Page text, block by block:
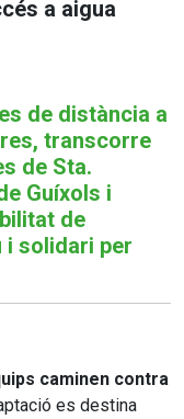
a aigua
de distància a
transcorre
de Sta.
Guíxols i
de
i solidari per
caminen contra
es destina